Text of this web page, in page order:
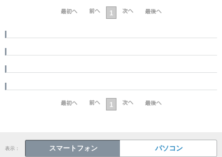
1
1
表示： スマートフォン パソコン